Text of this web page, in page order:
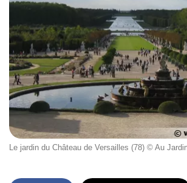
Le jardin du Château de Versailles (78) © Au